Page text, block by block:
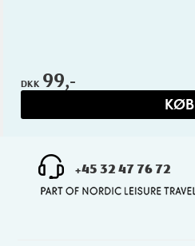
DKK 99,-
KØB
+45 32 47 76 72